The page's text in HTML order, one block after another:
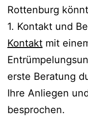
Rottenburg
1. Kontakt und
Kontakt mit
erste Beratung
Ihre Anliegen
besprochen.